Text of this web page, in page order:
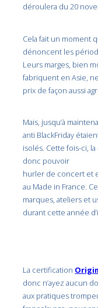
déroulera du 20
Cela fait un moment
dénoncent les
Leurs marges, bien
fabriquent en Asie,
prix de façon aussi
Mais, jusqu’à
anti BlackFriday
isolés. Cette fois-ci,
donc pouvoir
hurler de concert et
au Made in France.
marques, ateliers et
durant cette année
La certification
donc n’ayez aucun
aux pratiques